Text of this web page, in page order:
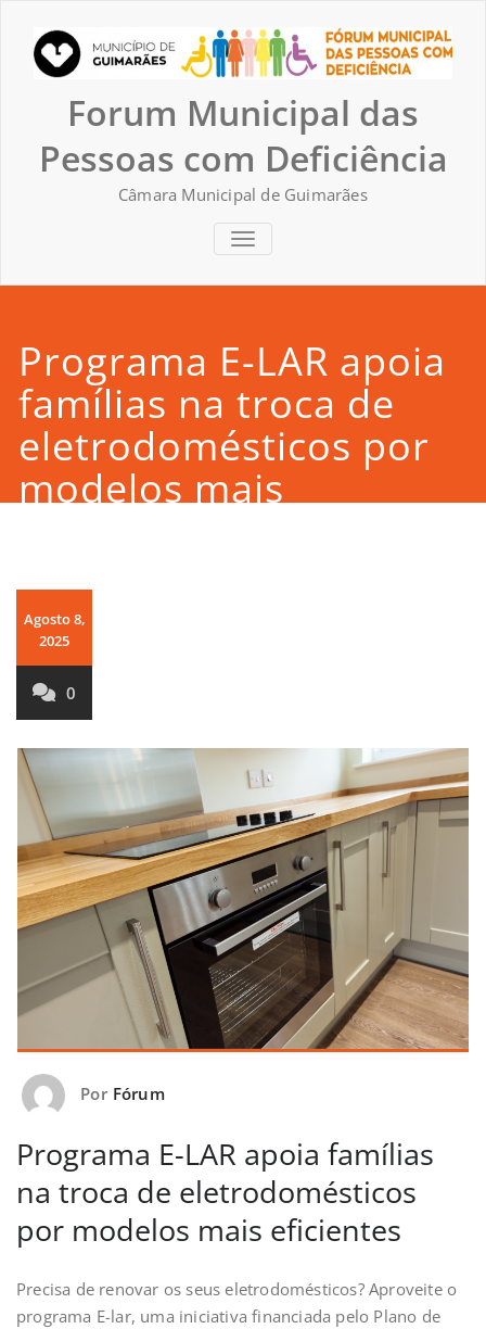
content
Forum Municipal das
Pessoas com Deficiência
Câmara Municipal de Guimarães
TOGGLE NAVIGATION
Programa E-LAR apoia
famílias na troca de
eletrodomésticos por
modelos mais
Agosto 8,
2025
0
Por Fórum
Programa E-LAR apoia famílias
na troca de eletrodomésticos
por modelos mais eficientes
Precisa de renovar os seus eletrodomésticos? Aproveite o
programa E-lar, uma iniciativa financiada pelo Plano de